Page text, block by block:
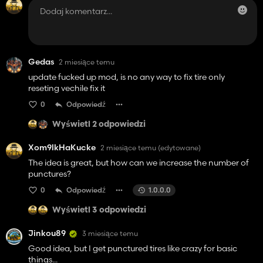
Gedas 2 miesiące temu
update fucked up mod, is no any way to fix tire only
reseting vechile fix it
0 Odpowiedź
Wyświetl 2 odpowiedzi
Xom9lkHaKucke 2 miesiące temu (edytowane)
The idea is great, but how can we increase the number of
punctures?
0 Odpowiedź 1.0.0.0
Wyświetl 3 odpowiedzi
Jinkou89 3 miesiące temu
Good idea, but I get punctured tires like crazy for basic
things...